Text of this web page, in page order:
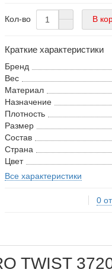
Кол-во В
Краткие характеристики
Бренд
Вес
Материал
Назначение
Плотность
Размер
Состав
Страна
Цвет
Все характеристики
0
TWIST